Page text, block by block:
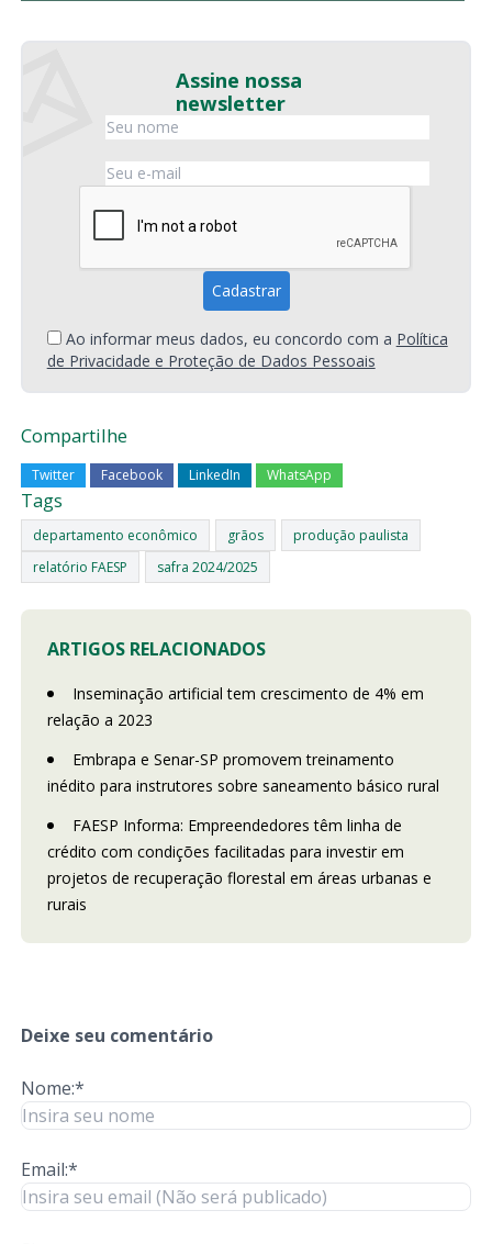
Assine nossa
newsletter
Ao informar meus dados, eu concordo com a Política
de Privacidade e Proteção de Dados Pessoais
Compartilhe
Twitter Facebook LinkedIn WhatsApp
Tags
departamento econômico grãos
produção paulista
relatório FAESP
safra 2024/2025
ARTIGOS RELACIONADOS
Inseminação artificial tem crescimento de 4% em
relação a 2023
Embrapa e Senar-SP promovem treinamento
inédito para instrutores sobre saneamento básico rural
FAESP Informa: Empreendedores têm linha de
crédito com condições facilitadas para investir em
projetos de recuperação florestal em áreas urbanas e
rurais
Deixe seu comentário
Nome:*
Email:*